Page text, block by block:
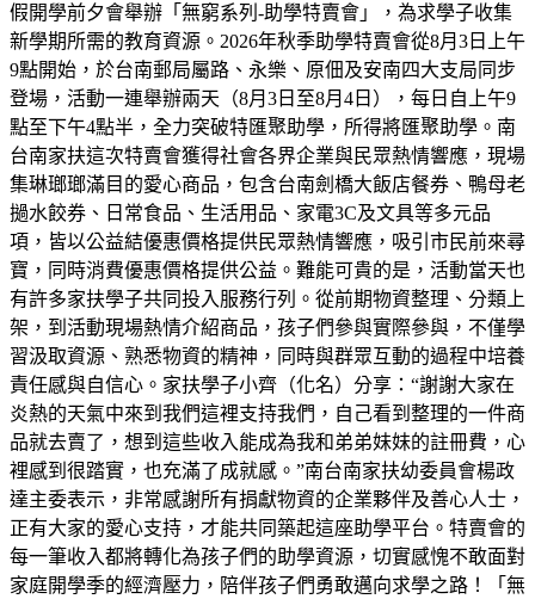
假開學前夕會舉辦「無窮系列-助學特賣會」，為求學子收集
新學期所需的教育資源。2026年秋季助學特賣會從8月3日上午
9點開始，於台南郵局屬路、永樂、原佃及安南四大支局同步
登場，活動一連舉辦兩天（8月3日至8月4日），每日自上午9
點至下午4點半，全力突破特匯聚助學，所得將匯聚助學。南
台南家扶這次特賣會獲得社會各界企業與民眾熱情響應，現場
集琳瑯瑯滿目的愛心商品，包含台南劍橋大飯店餐券、鴨母老
撾水餃券、日常食品、生活用品、家電3C及文具等多元品
項，皆以公益結優惠價格提供民眾熱情響應，吸引市民前來尋
寶，同時消費優惠價格提供公益。難能可貴的是，活動當天也
有許多家扶學子共同投入服務行列。從前期物資整理、分類上
架，到活動現場熱情介紹商品，孩子們參與實際參與，不僅學
習汲取資源、熟悉物資的精神，同時與群眾互動的過程中培養
責任感與自信心。家扶學子小齊（化名）分享：“謝謝大家在
炎熱的天氣中來到我們這裡支持我們，自己看到整理的一件商
品就去賣了，想到這些收入能成為我和弟弟妹妹的註冊費，心
裡感到很踏實，也充滿了成就感。”南台南家扶幼委員會楊政
達主委表示，非常感謝所有捐獻物資的企業夥伴及善心人士，
正有大家的愛心支持，才能共同築起這座助學平台。特賣會的
每一筆收入都將轉化為孩子們的助學資源，切實感愧不敢面對
家庭開學季的經濟壓力，陪伴孩子們勇敢邁向求學之路！「無